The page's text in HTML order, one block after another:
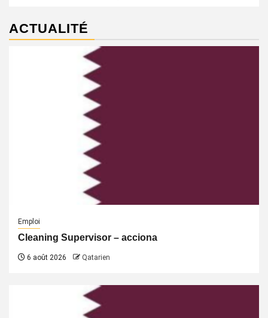
ACTUALITÉ
Emploi
Cleaning Supervisor – acciona
6 août 2026 Qatarien